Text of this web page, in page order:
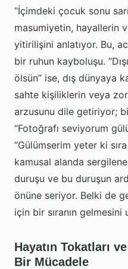
“İçimdeki çocuk sonu
masumiyetin, hayallerin
yitirilişini anlatıyor. Bu,
bir ruhun kayboluşu.
ölsün” ise, dış dünyaya
sahte kişiliklerin veya
arzusunu dile getiriyor;
“Fotoğrafı seviyorum
“Gülümserim yeter ki
kamusal alanda
duruşu ve bu duruşun
önüne seriyor. Belki de
için bir sıranın gelmesini
Hayatın Tokatları
Bir Mücadele